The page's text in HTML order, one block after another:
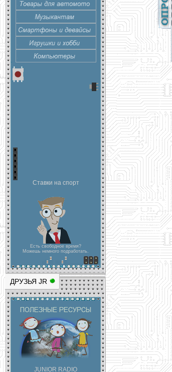
Ставки на спорт
Есть свободное время?
Можешь немного подработать.
ДРУЗЬЯ JR
JUNIOR RADIO